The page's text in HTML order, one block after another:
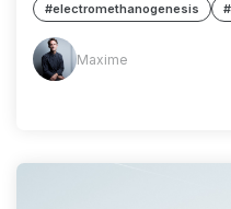
#electromethanogenesis
Maxime
(MM) Maxime